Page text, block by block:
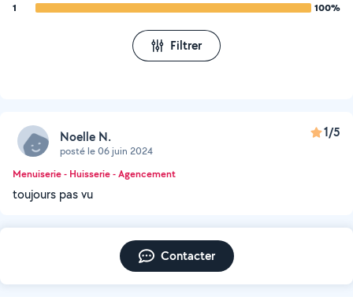
1
100%
Filtrer
Noelle N.
posté le 06 juin 2024
1/5
Menuiserie - Huisserie - Agencement
toujours pas vu
Contacter